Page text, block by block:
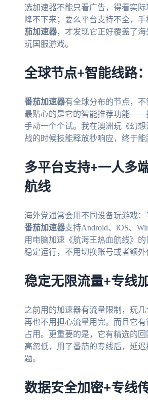
选加速器不能只看广告，得看实
降不下来；要么平台支持不全，
茄加速器，才发现它正好覆盖了
玩国服游戏。
全球节点+智能线路
番茄加速器有全球分布的节点，
最贴心的是它的智能推荐功能——
手动一个个试。我在澳洲玩《幻
战的时候技能释放秒响应，终于能
多平台支持+一人多
航线
海外党通常会用不同设备玩游戏
番茄加速器支持Android、iOS、
用电脑加速《航海王热血航线》
稳定运行，不用切换账号或者额外
稳定无限流量+专线
之前用的加速器有流量限制，玩
再也不用担心流量用完。而且它
占用。更重要的是，它有精选的
高忽低，用了番茄的专线后，延
题。
数据安全加密+专线